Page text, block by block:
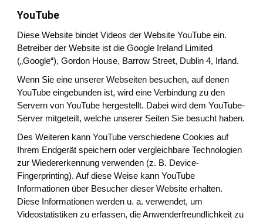
YouTube
Diese Website bindet Videos der Website YouTube ein.
Betreiber der Website ist die Google Ireland Limited
(„Google“), Gordon House, Barrow Street, Dublin 4, Irland.
Wenn Sie eine unserer Webseiten besuchen, auf denen
YouTube eingebunden ist, wird eine Verbindung zu den
Servern von YouTube hergestellt. Dabei wird dem YouTube-
Server mitgeteilt, welche unserer Seiten Sie besucht haben.
Des Weiteren kann YouTube verschiedene Cookies auf
Ihrem Endgerät speichern oder vergleichbare Technologien
zur Wiedererkennung verwenden (z. B. Device-
Fingerprinting). Auf diese Weise kann YouTube
Informationen über Besucher dieser Website erhalten.
Diese Informationen werden u. a. verwendet, um
Videostatistiken zu erfassen, die Anwenderfreundlichkeit zu